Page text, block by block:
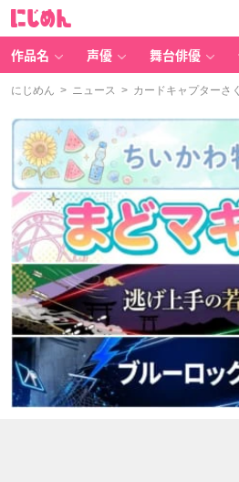
作品名 声優 舞台俳優
にじめん > ニュース > カードキャプターさ